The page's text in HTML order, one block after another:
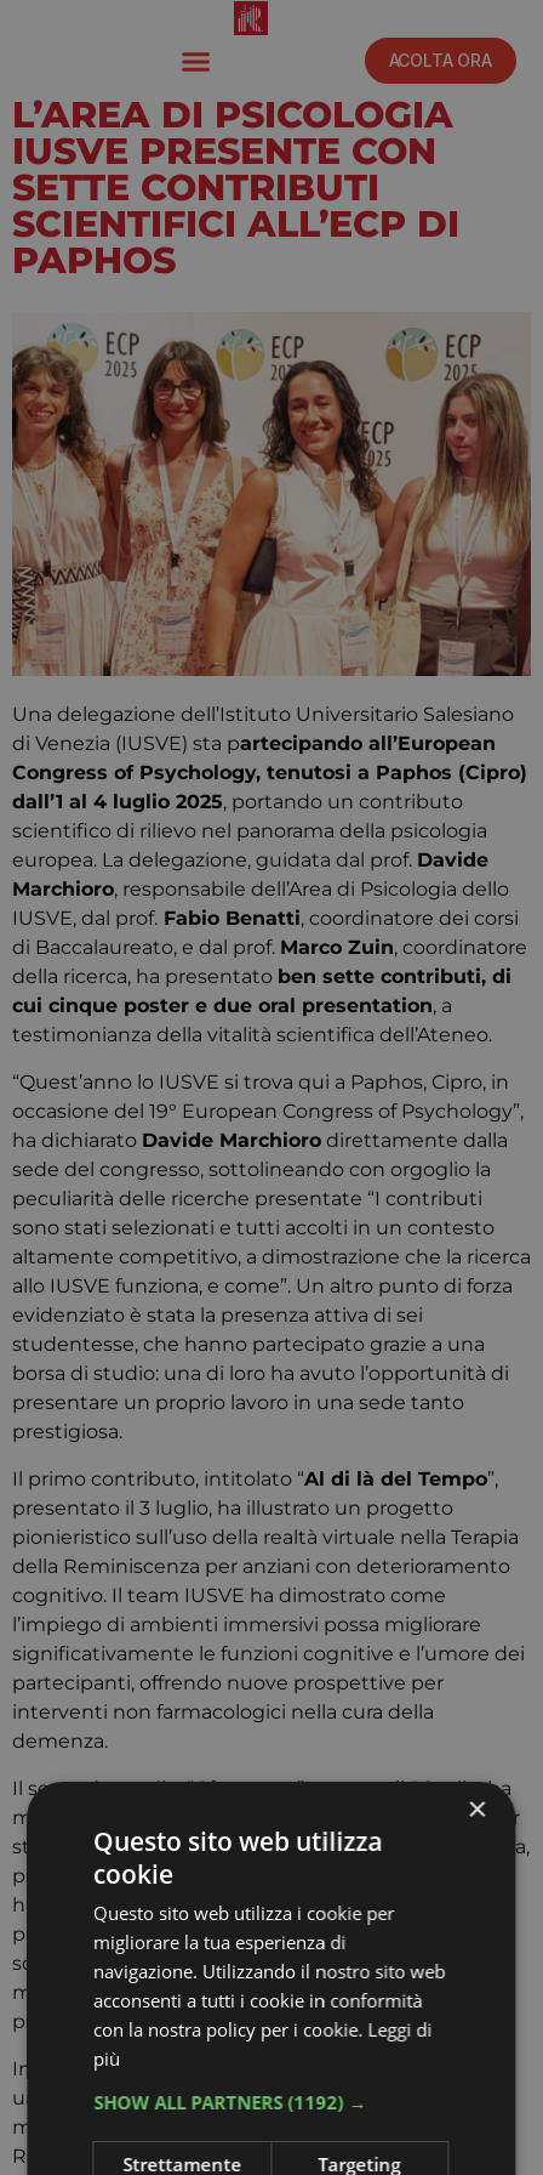
ACOLTA ORA
L’AREA DI PSICOLOGIA
IUSVE PRESENTE CON
SETTE CONTRIBUTI
SCIENTIFICI ALL’ECP DI
PAPHOS
Una delegazione dell’Istituto Universitario Salesiano
di Venezia (IUSVE) sta partecipando all’European
Congress of Psychology, tenutosi a Paphos (Cipro)
dall’1 al 4 luglio 2025, portando un contributo
scientifico di rilievo nel panorama della psicologia
europea. La delegazione, guidata dal prof. Davide
Marchioro, responsabile dell’Area di Psicologia dello
IUSVE, dal prof. Fabio Benatti, coordinatore dei corsi
di Baccalaureato, e dal prof. Marco Zuin, coordinatore
della ricerca, ha presentato ben sette contributi, di
cui cinque poster e due oral presentation, a
testimonianza della vitalità scientifica dell’Ateneo.
“Quest’anno lo IUSVE si trova qui a Paphos, Cipro, in
occasione del 19° European Congress of Psychology”,
ha dichiarato Davide Marchioro direttamente dalla
sede del congresso, sottolineando con orgoglio la
peculiarità delle ricerche presentate “I contributi
sono stati selezionati e tutti accolti in un contesto
altamente competitivo, a dimostrazione che la ricerca
allo IUSVE funziona, e come”. Un altro punto di forza
evidenziato è stata la presenza attiva di sei
studentesse, che hanno partecipato grazie a una
borsa di studio: una di loro ha avuto l’opportunità di
presentare un proprio lavoro in una sede tanto
prestigiosa.
Il primo contributo, intitolato “Al di là del Tempo”,
presentato il 3 luglio, ha illustrato un progetto
pionieristico sull’uso della realtà virtuale nella Terapia
della Reminiscenza per anziani con deterioramento
cognitivo. Il team IUSVE ha dimostrato come
l’impiego di ambienti immersivi possa migliorare
significativamente le funzioni cognitive e l’umore dei
partecipanti, offrendo nuove prospettive per
interventi non farmacologici nella cura della
demenza.
Il secondo studio, “Oltretutto”, esposto il 2 luglio, ha
mostrato i risultati di un intervento esperienziale per
studenti universitari che integra narrazione simbolica,
psicodramma e danza movimento terapia. I risultati
hanno evidenziato miglioramenti significativi nella
percezione corporea e nella consapevolezza di sé,
sottolineando l’importanza di percorsi integrati
mente-corpo nella promozione del benessere
psicologico in età evolutiva.
Infine, “LaMente del Musicista
un’analisi approfondita delle differenze cognitive tra
musicisti e non musicisti attraverso il test di
Rorschach, rivelando una maggiore capacità
×
Questo sito web utilizza
cookie
Questo sito web utilizza i cookie per
migliorare la tua esperienza di
navigazione. Utilizzando il nostro sito web
acconsenti a tutti i cookie in conformità
con la nostra policy per i cookie. Leggi di
più
SHOW ALL PARTNERS(1192) →
Strettamente
Targeting